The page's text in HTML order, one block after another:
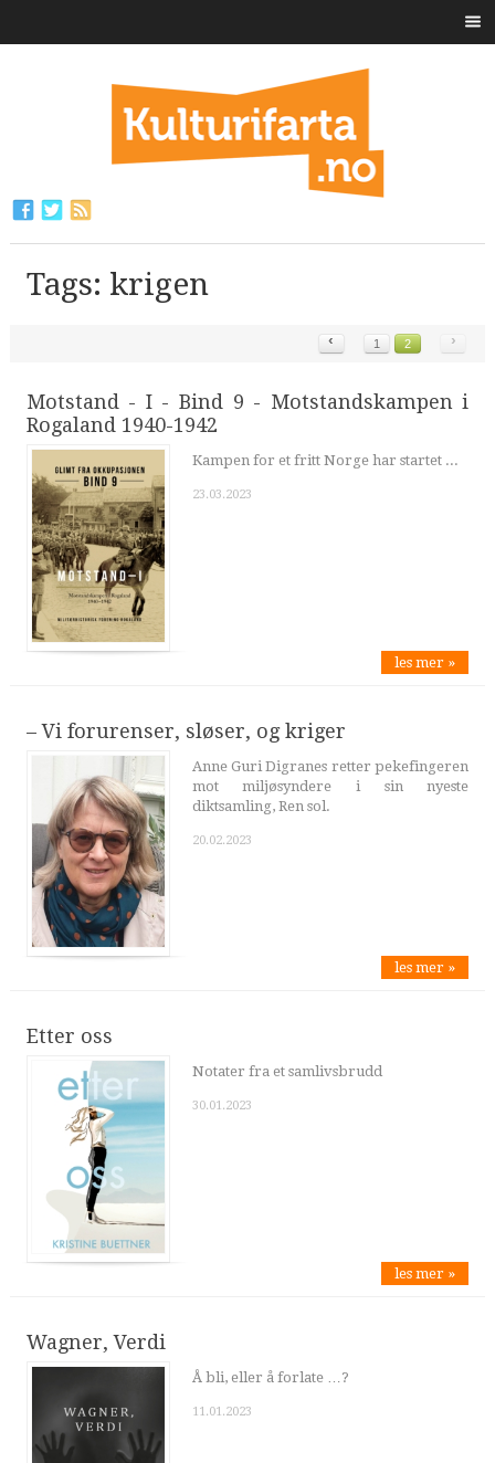
Tags: krigen
‹ 1 2 ›
Motstand - I - Bind 9 - Motstandskampen i
Rogaland 1940-1942
Kampen for et fritt Norge har startet ...
23.03.2023
les mer »
– Vi forurenser, sløser, og kriger
Anne Guri Digranes retter pekefingeren
mot miljøsyndere i sin nyeste
diktsamling, Ren sol.
20.02.2023
les mer »
Etter oss
Notater fra et samlivsbrudd
30.01.2023
les mer »
Wagner, Verdi
Å bli, eller å forlate …?
11.01.2023